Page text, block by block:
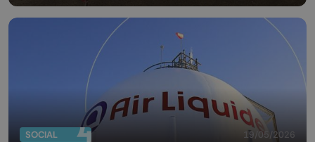
SOCIAL 19/05/2026